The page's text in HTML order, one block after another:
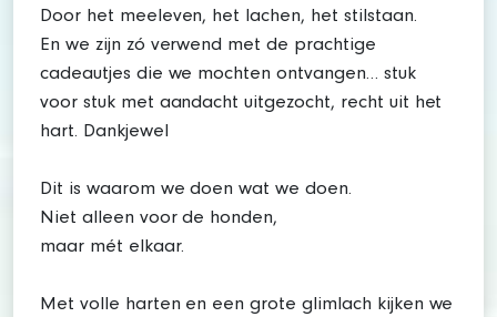
Door het meeleven, het lachen, het stilstaan.
En we zijn zó verwend met de prachtige
cadeautjes die we mochten ontvangen… stuk
voor stuk met aandacht uitgezocht, recht uit het
hart. Dankjewel
Dit is waarom we doen wat we doen.
Niet alleen voor de honden,
maar mét elkaar.
Met volle harten en een grote glimlach kijken we